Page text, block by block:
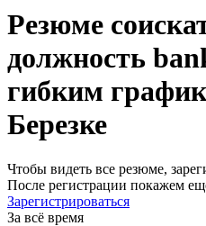
Резюме
должность
гибким
Березке
Чтобы видеть все резюме,
После регистрации покажем
Зарегистрироваться
За всё время